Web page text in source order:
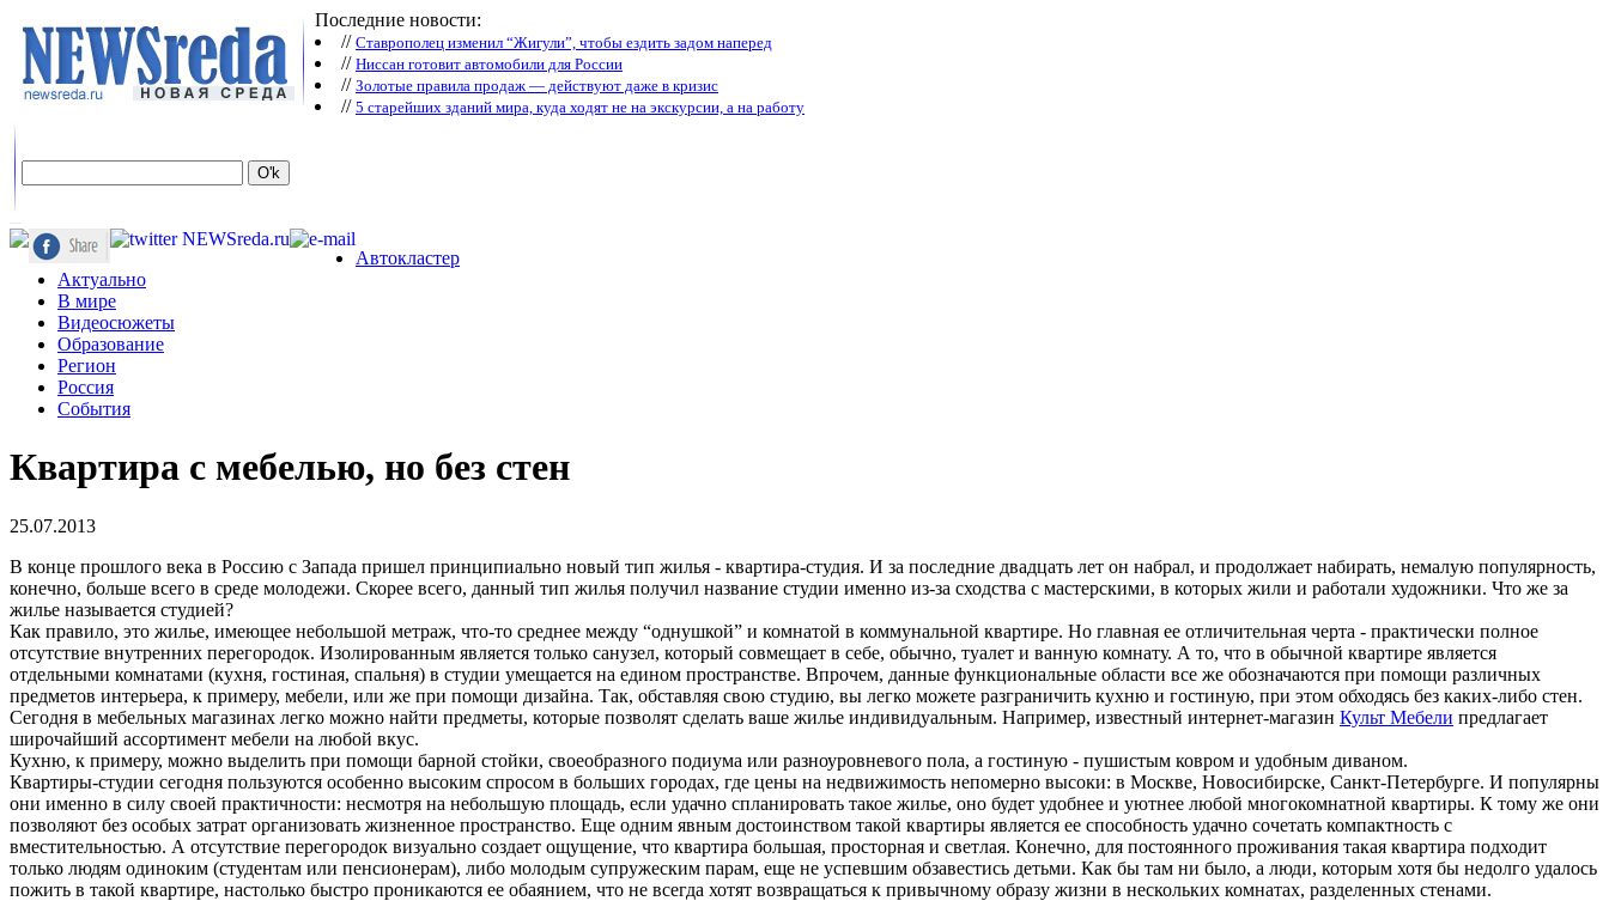
Последние новости:
// Ставрополец изменил “Жигули”, чтобы ездить задом наперед
// Ниссан готовит автомобили для России
// Зoлoтые прaвилa продаж — действуют даже в кризис
// 5 старейших зданий мира, куда ходят не на экскурсии, а на работу
Автокластер
Актуально
В мире
Видеосюжеты
Образование
Регион
Россия
События
Квартира с мебелью, но без стен
25.07.2013
В конце прошлого века в Россию с Запада пришел принципиально новый тип жилья - квартира-студия. И за последние двадцать лет он набрал, и продолжает набирать, немалую популярность,
конечно, больше всего в среде молодежи. Скорее всего, данный тип жилья получил название студии именно из-за сходства с мастерскими, в которых жили и работали художники. Что же за
жилье называется студией?
Как правило, это жилье, имеющее небольшой метраж, что-то среднее между “однушкой” и комнатой в коммунальной квартире. Но главная ее отличительная черта - практически полное
отсутствие внутренних перегородок. Изолированным является только санузел, который совмещает в себе, обычно, туалет и ванную комнату. А то, что в обычной квартире является
отдельными комнатами (кухня, гостиная, спальня) в студии умещается на едином пространстве. Впрочем, данные функциональные области все же обозначаются при помощи различных
предметов интерьера, к примеру, мебели, или же при помощи дизайна. Так, обставляя свою студию, вы легко можете разграничить кухню и гостиную, при этом обходясь без каких-либо стен.
Сегодня в мебельных магазинах легко можно найти предметы, которые позволят сделать ваше жилье индивидуальным. Например, известный интернет-магазин Культ Мебели предлагает
широчайший ассортимент мебели на любой вкус.
Кухню, к примеру, можно выделить при помощи барной стойки, своеобразного подиума или разноуровневого пола, а гостиную - пушистым ковром и удобным диваном.
Квартиры-студии сегодня пользуются особенно высоким спросом в больших городах, где цены на недвижимость непомерно высоки: в Москве, Новосибирске, Санкт-Петербурге. И популярны
они именно в силу своей практичности: несмотря на небольшую площадь, если удачно спланировать такое жилье, оно будет удобнее и уютнее любой многокомнатной квартиры. К тому же они
позволяют без особых затрат организовать жизненное пространство. Еще одним явным достоинством такой квартиры является ее способность удачно сочетать компактность с
вместительностью. А отсутствие перегородок визуально создает ощущение, что квартира большая, просторная и светлая. Конечно, для постоянного проживания такая квартира подходит
только людям одиноким (студентам или пенсионерам), либо молодым супружеским парам, еще не успевшим обзавестись детьми. Как бы там ни было, а люди, которым хотя бы недолго удалось
пожить в такой квартире, настолько быстро проникаются ее обаянием, что не всегда хотят возвращаться к привычному образу жизни в нескольких комнатах, разделенных стенами.